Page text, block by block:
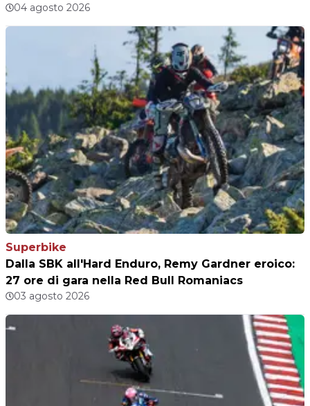
04 agosto 2026
Superbike
Dalla SBK all'Hard Enduro, Remy Gardner eroico:
27 ore di gara nella Red Bull Romaniacs
03 agosto 2026